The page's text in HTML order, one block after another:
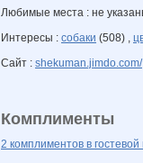
Любимые места : не
Интересы : собаки (508) ,
Сайт : shekuman.jimdo.com/
Комплименты
2 комплиментов в гостевой